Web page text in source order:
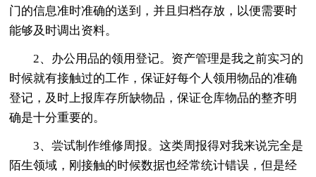
门的信息准时准确的送到，并且归档存放，以便需要时
能够及时调出资料。
2、办公用品的领用登记。资产管理是我之前实习的
时候就有接触过的工作，保证好每个人领用物品的准确
登记，及时上报库存所缺物品，保证仓库物品的整齐明
确是十分重要的。
3、尝试制作维修周报。这类周报得对我来说完全是
陌生领域，刚接触的时候数据也经常统计错误，但是经